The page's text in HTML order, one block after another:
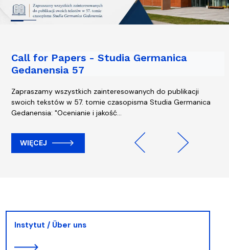
Call for Papers - Studia Germanica
Gedanensia 57
Zapraszamy wszystkich zainteresowanych do publikacji
swoich tekstów w 57. tomie czasopisma Studia Germanica
Gedanensia: "Ocenianie i jakość…
WIĘCEJ
Nowe podcasty naszych Studentów już
dostępne!
Zachęcamy do posłuchania!
WIĘCEJ
Instytut / Über uns